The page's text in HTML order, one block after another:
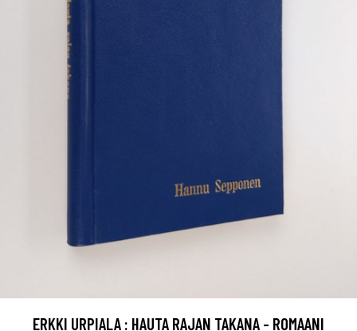
ERKKI URPIALA : HAUTA RAJAN TAKANA - ROMAANI